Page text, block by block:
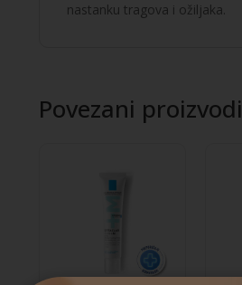
nastanku tragova i ožiljaka.
Povezani proizvodi